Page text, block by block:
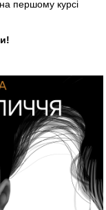
першому курсі